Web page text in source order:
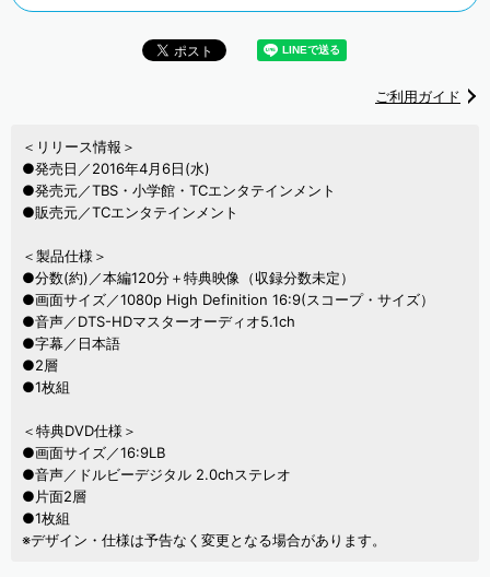
ご利用ガイド
＜リリース情報＞
●発売日／2016年4月6日(水)
●発売元／TBS・小学館・TCエンタテインメント
●販売元／TCエンタテインメント
＜製品仕様＞
●分数(約)／本編120分＋特典映像（収録分数未定）
●画面サイズ／1080p High Definition 16:9(スコープ・サイズ）
●音声／DTS-HDマスターオーディオ5.1ch
●字幕／日本語
●2層
●1枚組
＜特典DVD仕様＞
●画面サイズ／16:9LB
●音声／ドルビーデジタル 2.0chステレオ
●片面2層
●1枚組
※デザイン・仕様は予告なく変更となる場合があります。